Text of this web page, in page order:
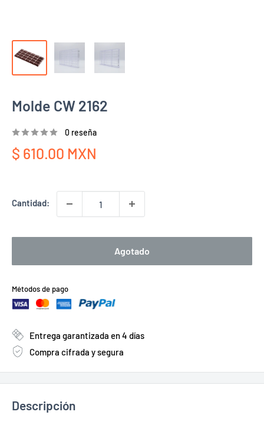
Molde CW 2162
0 reseña
Precio
$ 610.00 MXN
Cantidad:
Agotado
Métodos de pago
Entrega garantizada en 4 días
Compra cifrada y segura
Descripción